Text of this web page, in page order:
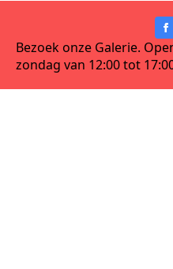
Bezoek onze Galerie.
zondag van 12:00 tot